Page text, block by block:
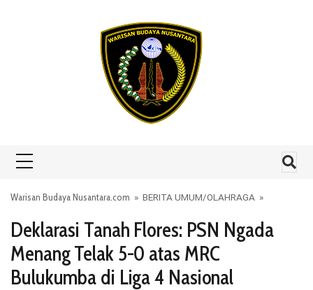
Warisan Budaya Nusantara.com » BERITA UMUM/OLAHRAGA »
Deklarasi Tanah Flores: PSN Ngada
Menang Telak 5-0 atas MRC
Bulukumba di Liga 4 Nasional